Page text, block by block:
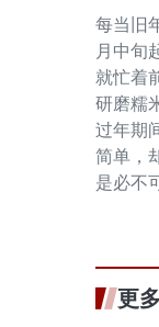
每当旧
月中旬
就忙着
研磨糯
过年期
简单，
是必不
更多